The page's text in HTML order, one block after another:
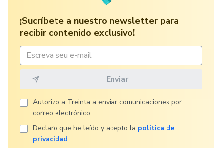
¡Sucríbete a nuestro newsletter para
recibir contenido exclusivo!
Autorizo ​​a Treinta a enviar comunicaciones por
correo electrónico.
Declaro que he leído y acepto la política de
privacidad.